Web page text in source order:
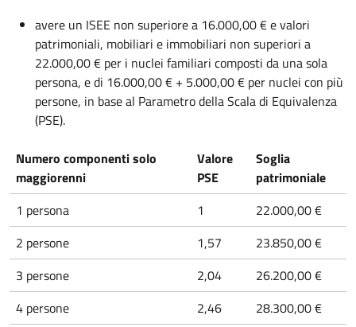
avere un ISEE non superiore a 16.000,00 € e valori
patrimoniali, mobiliari e immobiliari non superiori a
22.000,00 € per i nuclei familiari composti da una sola
persona, e di 16.000,00 € + 5.000,00 € per nuclei con più
persone, in base al Parametro della Scala di Equivalenza
(PSE).
Numero componenti solo
maggiorenni
Valore
PSE
Soglia
patrimoniale
1 persona
1
22.000,00 €
2 persone
1,57
23.850,00 €
3 persone
2,04
26.200,00 €
4 persone
2,46
28.300,00 €